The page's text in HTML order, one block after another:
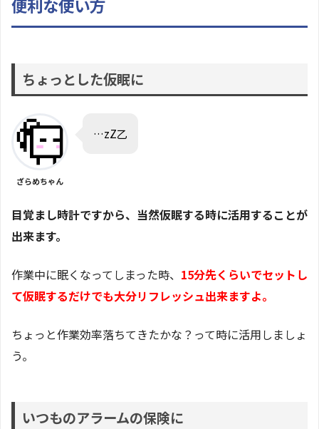
便利な使い方
ちょっとした仮眠に
ざらめちゃん
…zZ乙
目覚まし時計ですから、当然仮眠する時に活用することが
出来ます。
作業中に眠くなってしまった時、 15分先くらいでセットし
て仮眠するだけでも大分リフレッシュ出来ますよ。
ちょっと作業効率落ちてきたかな？って時に活用しましょ
う。
いつものアラームの保険に